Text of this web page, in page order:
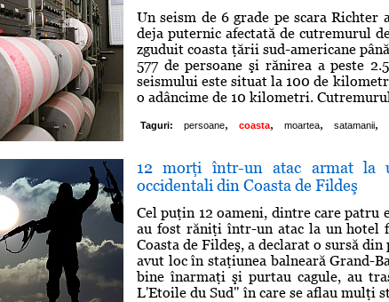
Un seism de 6 grade pe scara
deja puternic afectată de cutremurul
zguduit coasta ţării sud-americane
577 de persoane şi rănirea a peste
seismului este situat la 100 de
o adâncime de 10 kilometri.
Taguri: persoane, coasta, moartea, satamanii,
12 morţi într-un atac armat la
occidentali din Coasta de Fildeş
Cel puţin 12 oameni, dintre care patru
au fost răniţi într-un atac la un hotel
Coasta de Fildeş, a declarat o sursă
avut loc în staţiunea balneară Grand-
bine înarmaţi şi purtau cagule, au
L'Etoile du Sud" în care se aflau mulţi